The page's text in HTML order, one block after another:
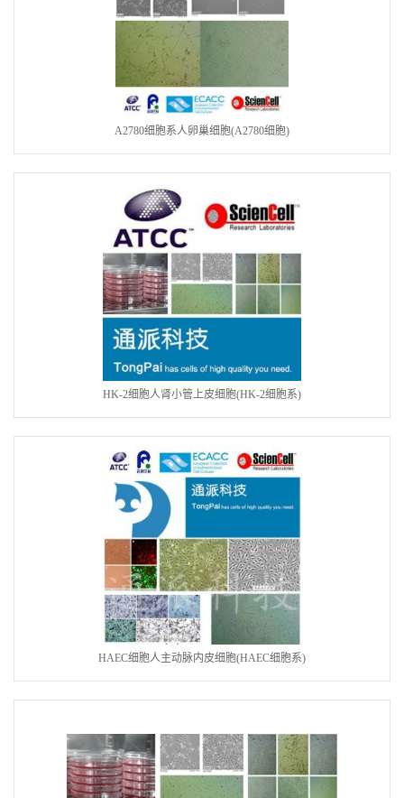
A2780细胞系人卵巢细胞(A2780细胞)
HK-2细胞人肾小管上皮细胞(HK-2细胞系)
HAEC细胞人主动脉内皮细胞(HAEC细胞系)